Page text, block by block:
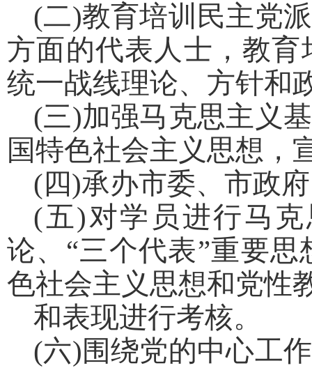
(二)教育培训民主党
方面的代表人士，教
统一战线理论、方针和
(三)加强马克思主义
国特色社会主义思想，
(四)承办市委、市政
(五)对学员进行马
论、“三个代表”重要
色社会主义思想和党性
和表现进行考核。
(六)围绕党的中心工